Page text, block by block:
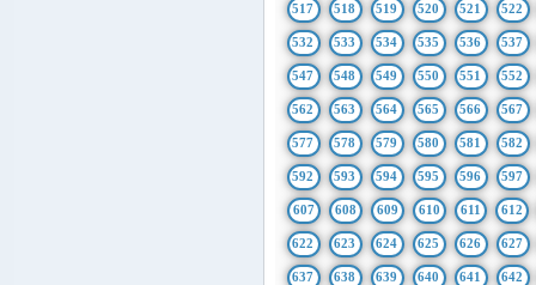
517 518 519 520 521 522
532 533 534 535 536 537
547 548 549 550 551 552
562 563 564 565 566 567
577 578 579 580 581 582
592 593 594 595 596 597
607 608 609 610 611 612
622 623 624 625 626 627
637 638 639 640 641 642